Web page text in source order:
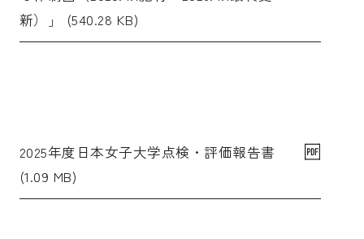
新）」 (540.28 KB)
2025年度日本女子大学点検・評価報告書
(1.09 MB)